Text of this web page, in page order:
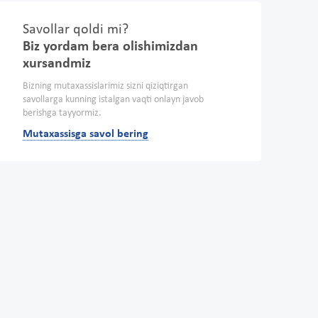
Savollar qoldi mi?
Biz yordam bera olishimizdan
xursandmiz
Bizning mutaxassislarimiz sizni qiziqtirgan
savollarga kunning istalgan vaqti onlayn javob
berishga tayyormiz.
Mutaxassisga savol bering